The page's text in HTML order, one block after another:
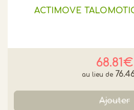
ACTIMOVE
68.81€
Ajouter